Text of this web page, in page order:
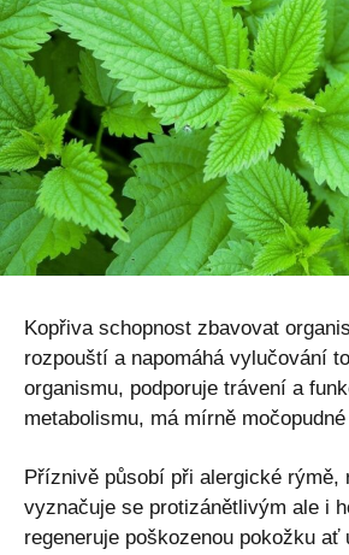
Kopřiva schopnost zbavovat
rozpouští a napomáhá vylučování
organismu, podporuje trávení a
metabolismu, má mírně
Příznivě působí při alergické rýmě,
vyznačuje se protizánětlivým ale i
regeneruje poškozenou pokožku ať